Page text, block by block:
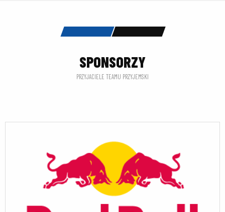
SPONSORZY
PRZYJACIELE TEAMU PRZYJEMSKI